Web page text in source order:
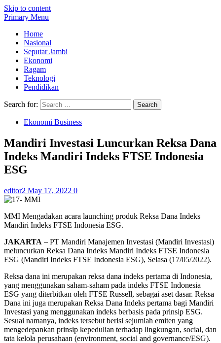
Skip to content
Primary Menu
Home
Nasional
Seputar Jambi
Ekonomi
Ragam
Teknologi
Pendidikan
Search for:
Ekonomi Business
Mandiri Investasi Luncurkan Reksa Dana
Indeks Mandiri Indeks FTSE Indonesia
ESG
editor2 May 17, 2022 0
MMI Mengadakan acara launching produk Reksa Dana Indeks
Mandiri Indeks FTSE Indonesia ESG.
JAKARTA – PT Mandiri Manajemen Investasi (Mandiri Investasi)
meluncurkan Reksa Dana Indeks Mandiri Indeks FTSE Indonesia
ESG (Mandiri Indeks FTSE Indonesia ESG), Selasa (17/05/2022).
Reksa dana ini merupakan reksa dana indeks pertama di Indonesia,
yang menggunakan saham-saham pada indeks FTSE Indonesia
ESG yang diterbitkan oleh FTSE Russell, sebagai aset dasar. Reksa
Dana ini juga merupakan Reksa Dana Indeks pertama bagi Mandiri
Investasi yang menggunakan indeks berbasis pada prinsip ESG.
Sesuai namanya, indeks tersebut berisi sejumlah emiten yang
mengedepankan prinsip kepedulian terhadap lingkungan, social, dan
tata kelola perusahaan (environment, social and governance/ESG).